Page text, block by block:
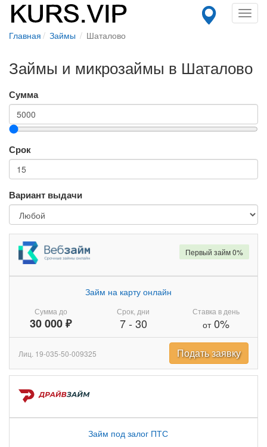
Главная Займы Шаталово
Займы и микрозаймы в Шаталово
Сумма
Срок
Вариант выдачи
Сумма до
30 000 ₽
Займ на карту онлайн
Срок, дни
7- 30
Ставка в день
от0%
Первый займ 0%
Лиц. 19-035-50-009325 Подать заявку
Займ под залог ПТС